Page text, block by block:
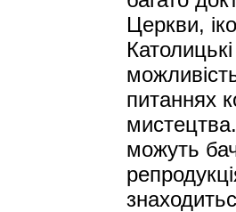
Церкви,
питаннях
можуть